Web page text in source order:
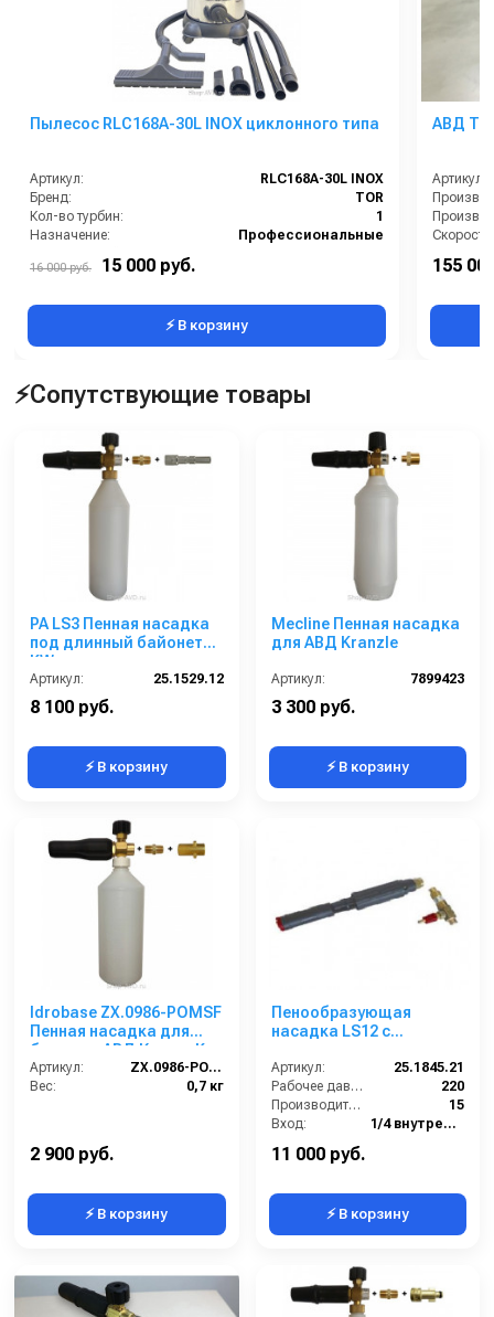
бесперебойного функционирования.
Пылесос RLC168A-30L INOX циклонного типа
Артикул:
RLC168A-30L INOX
Бренд:
TOR
Кол-во турбин:
1
Назначение:
Профессиональные
Номинальный диаметр принадлежностей, мм:
Объем бака (л):
16 000 руб. 15 000 руб.
⚡ В корзину
Артикул:
Страна-
155
⚡Сопутствующие товары
PA LS3 Пенная насадка
под длинный байонет
KW
Артикул: 25.1529.12
8 100 руб.
⚡ В корзину
Mecline Пенная насадка
для АВД Kranzle
Артикул: 7899423
3 300 руб.
⚡ В корзину
Idrobase ZX.0986-POMSF
Пенная насадка для
бытовых АВД Керхер K
Артикул:
ZX.0986-POMSF
Вес:
0,7 кг
2 900 руб.
⚡ В корзину
Пенообразующая
насадка LS12 с
вход 1/4г - 3/8ш-ш.
(красный)
Артикул:
25.1845.21
Рабочее давление (бар):
220
Производительность (л/мин):
15
Вход:
1/4 внутренняя резьба
11 000 руб.
⚡ В корзину